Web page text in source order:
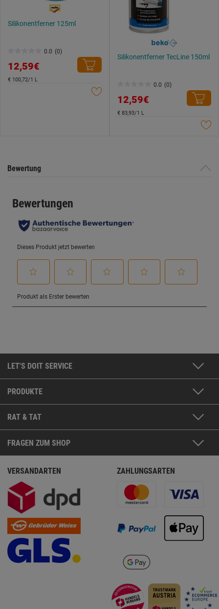
Silikonentferner 125ml
0.0 (0)
von
5
12,59€
€ 100,72/1 L
Silikonentferner TecLine 150ml
0.0 (0)
von
5
12,59€
€ 83,93/1 L
Bewertung
LET'S DOIT SERVICE
PRODUKTE
RAT & TAT
FRAGEN ZUM SHOP
VERSANDARTEN ZAHLUNGSARTEN